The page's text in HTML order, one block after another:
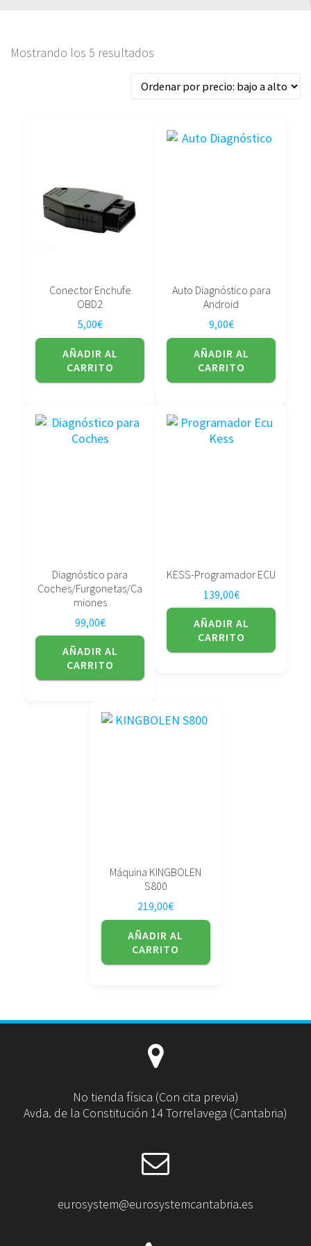
Mostrando los 5 resultados
precio:
alto
Conector Enchufe
OBD2
5,00€
AÑADIR AL
CARRITO
Auto Diagnóstico para
Android
9,00€
AÑADIR AL
CARRITO
Diagnóstico para
Coches/Furgonetas/Ca
miones
99,00€
AÑADIR AL
CARRITO
KESS-Programador ECU
139,00€
AÑADIR AL
CARRITO
Máquina KINGBOLEN
S800
219,00€
AÑADIR AL
CARRITO
No tienda física (Con cita previa)
Avda. de la Constitución 14 Torrelavega (Cantabria)
eurosystem@eurosystemcantabria.es